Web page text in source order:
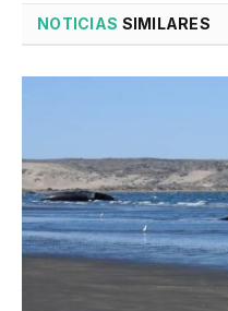
NOTICIAS SIMILARES